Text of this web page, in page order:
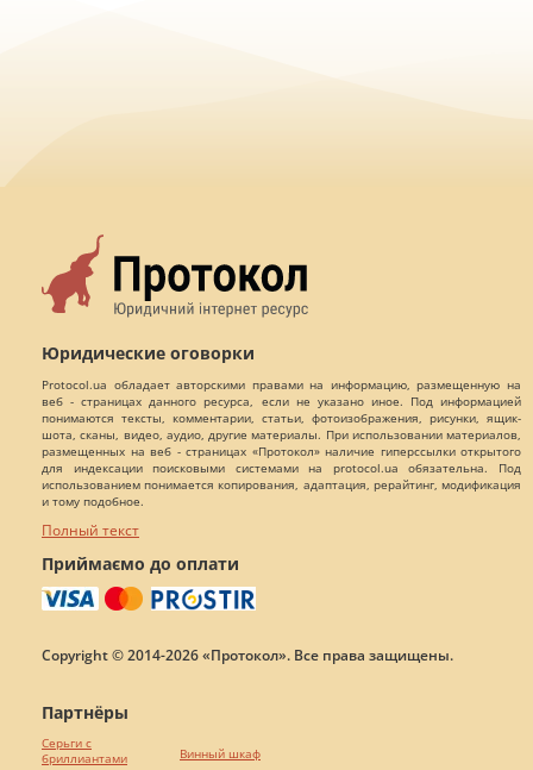
Юридические оговорки
Protocol.ua обладает авторскими правами на информацию, размещенную на
веб - страницах данного ресурса, если не указано иное. Под информацией
понимаются тексты, комментарии, статьи, фотоизображения, рисунки, ящик-
шота, сканы, видео, аудио, другие материалы. При использовании материалов,
размещенных на веб - страницах «Протокол» наличие гиперссылки открытого
для индексации поисковыми системами на protocol.ua обязательна. Под
использованием понимается копирования, адаптация, рерайтинг, модификация
и тому подобное.
Полный текст
Приймаємо до оплати
Copyright © 2014-2026 «Протокол». Все права защищены.
Партнёры
Серьги с
бриллиантами
Винный шкаф